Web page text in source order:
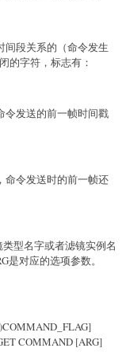
间段关系的（命令发生
的字符，标志有：
令发送的前一帧时间戳
命令发送时的前一帧还
型名字或者滤镜实例名
对应的选项参数。
COMMAND [ARG]